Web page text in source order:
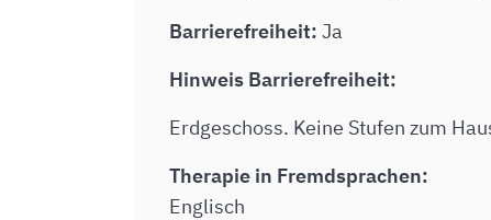
Barrierefreiheit: Ja
Hinweis Barrierefreiheit:
Erdgeschoss. Keine Stufen zum
Therapie in Fremdsprachen:
Englisch